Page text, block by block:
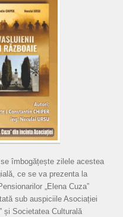
îmbogățește zilele acestea
ce se va prezenta la
„Elena Cuza”
sub auspiciile Asociației
și Societatea Culturală